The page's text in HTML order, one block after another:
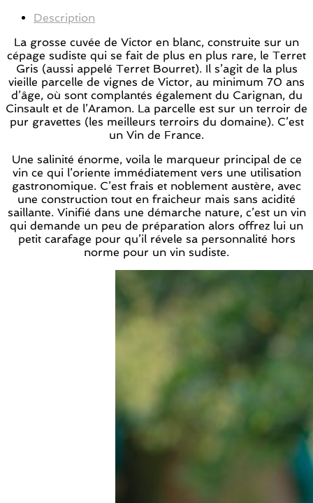
Description
La grosse cuvée de Victor en blanc, construite sur un
cépage sudiste qui se fait de plus en plus rare, le Terret
Gris (aussi appelé Terret Bourret). Il s’agit de la plus
vieille parcelle de vignes de Victor, au minimum 70 ans
d’âge, où sont complantés également du Carignan, du
Cinsault et de l’Aramon. La parcelle est sur un terroir de
pur gravettes (les meilleurs terroirs du domaine). C’est
un Vin de France.
Une salinité énorme, voila le marqueur principal de ce
vin ce qui l’oriente immédiatement vers une utilisation
gastronomique. C’est frais et noblement austère, avec
une construction tout en fraicheur mais sans acidité
saillante. Vinifié dans une démarche nature, c’est un vin
qui demande un peu de préparation alors offrez lui un
petit carafage pour qu’il révele sa personnalité hors
norme pour un vin sudiste.